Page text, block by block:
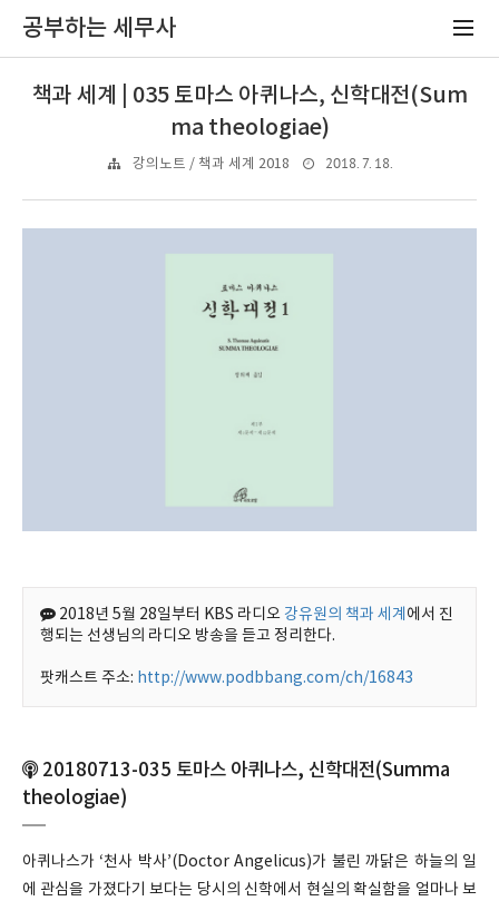
공부하는 세무사
책과 세계 | 035 토마스 아퀴나스, 신학대전(Sum
ma theologiae)
강의노트 / 책과 세계 2018 2018. 7. 18.
2018년 5월 28일부터 KBS 라디오강유원의 책과 세계 에서 진
행되는 선생님의 라디오 방송을 듣고 정리한다.
팟캐스트 주소: http://www.podbbang.com/ch/16843
20180713-035 토마스 아퀴나스, 신학대전(Summa
theologiae)
아퀴나스가 ‘천사 박사’(Doctor Angelicus)가 불린 까닭은 하늘의 일
에 관심을 가졌다기 보다는 당시의 신학에서 현실의 확실함을 얼마나 보